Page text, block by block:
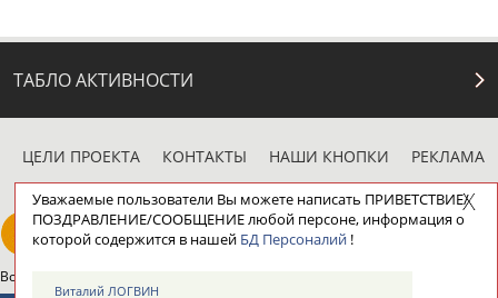
ТАБЛО АКТИВНОСТИ
ЦЕЛИ ПРОЕКТА КОНТАКТЫ НАШИ КНОПКИ РЕКЛАМА
Вопросы сотрудничества и совместной деятельности
Уважаемые пользователи Вы можете написать ПРИВЕТСТВИЕ/
ПОЗДРАВЛЕНИЕ/СООБЩЕНИЕ любой персоне, информация о
которой содержится в нашей БД Персоналий!
Виталий ЛОГВИН